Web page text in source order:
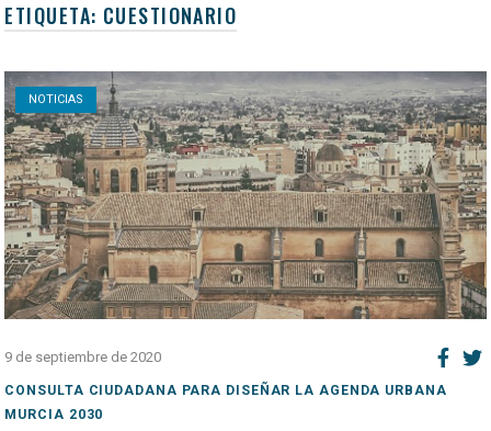
ETIQUETA: CUESTIONARIO
NOTICIAS
Open post
9 de septiembre de 2020
CONSULTA CIUDADANA PARA DISEÑAR LA AGENDA URBANA
MURCIA 2030